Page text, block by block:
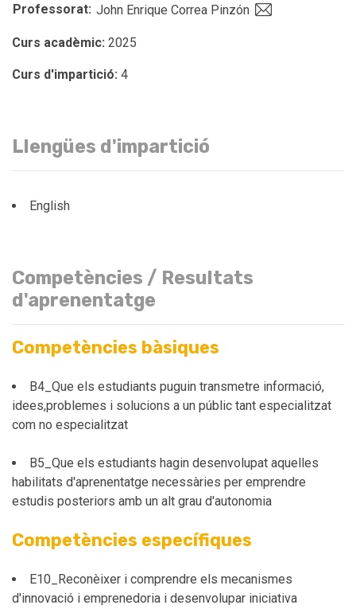
Professorat: John Enrique Correa Pinzón
Curs acadèmic: 2025
Curs d'impartició: 4
Llengües d'impartició
English
Competències / Resultats
d'aprenentatge
Competències bàsiques
B4_Que els estudiants puguin transmetre informació,
idees,problemes i solucions a un públic tant especialitzat
com no especialitzat
B5_Que els estudiants hagin desenvolupat aquelles
habilitats d'aprenentatge necessàries per emprendre
estudis posteriors amb un alt grau d'autonomia
Competències específiques
E10_Reconèixer i comprendre els mecanismes
d'innovació i emprenedoria i desenvolupar iniciativa